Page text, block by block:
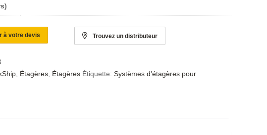
à votre devis Trouvez un distributeur
Étagères Étagères Étiquette: Systèmes d'étagères pour